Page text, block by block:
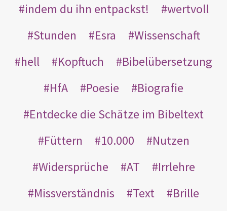
indem du ihn entpackst!
wertvoll
Stunden
Esra
Wissenschaft
hell
Kopftuch
Bibelübersetzung
HfA
Poesie
Biografie
Entdecke die Schätze im Bibeltext
Füttern
10.000
Nutzen
Widersprüche
AT
Irrlehre
Missverständnis
Text
Brille